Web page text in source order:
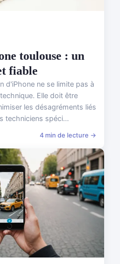
toulouse : un
fiable
d'iPhone ne se limite pas à
Elle doit être
les désagréments liés
techniciens spéci...
4 min de lecture →